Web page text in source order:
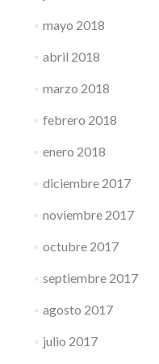
mayo 2018
abril 2018
marzo 2018
febrero 2018
enero 2018
diciembre 2017
noviembre 2017
octubre 2017
septiembre 2017
agosto 2017
julio 2017